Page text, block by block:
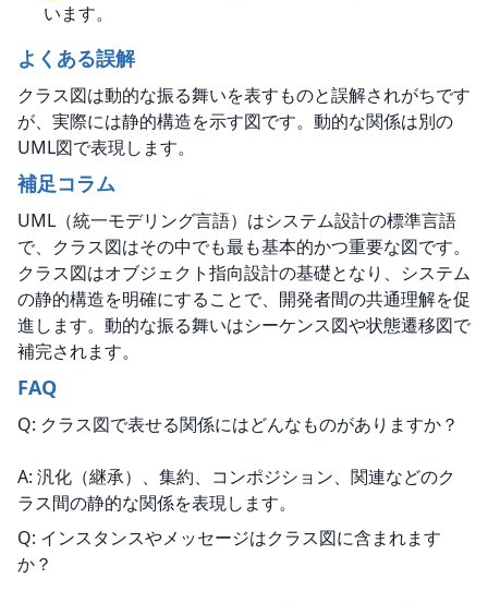
います。
よくある誤解
クラス図は動的な振る舞いを表すものと誤解されがちです
が、実際には静的構造を示す図です。動的な関係は別の
UML図で表現します。
補足コラム
UML（統一モデリング言語）はシステム設計の標準言語
で、クラス図はその中でも最も基本的かつ重要な図です。
クラス図はオブジェクト指向設計の基礎となり、システム
の静的構造を明確にすることで、開発者間の共通理解を促
進します。動的な振る舞いはシーケンス図や状態遷移図で
補完されます。
FAQ
Q: クラス図で表せる関係にはどんなものがありますか？
A: 汎化（継承）、集約、コンポジション、関連などのク
ラス間の静的な関係を表現します。
Q: インスタンスやメッセージはクラス図に含まれます
か？